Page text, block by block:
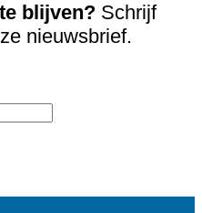
blijven? Schrijf
nieuwsbrief.